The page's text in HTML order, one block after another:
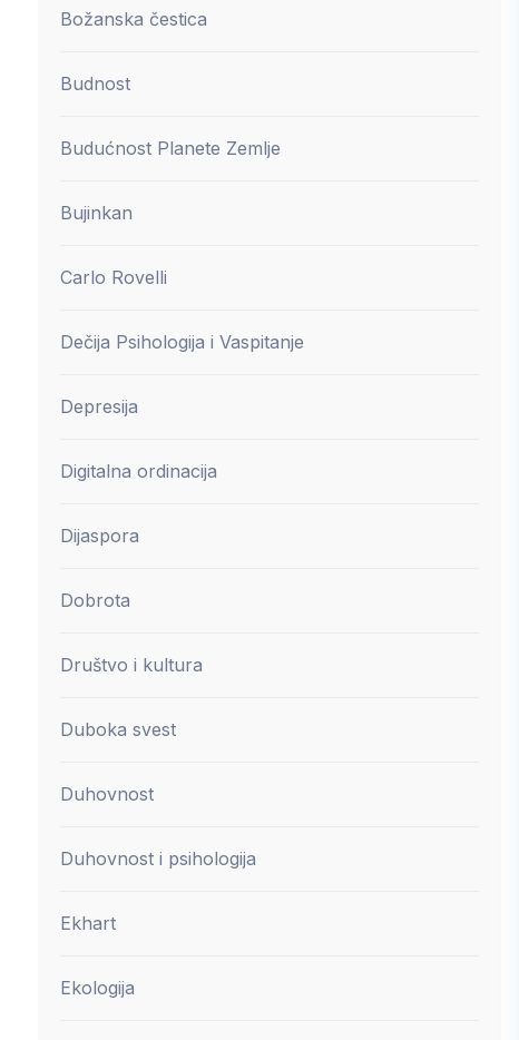
Božanska čestica
Budnost
Budućnost Planete Zemlje
Bujinkan
Carlo Rovelli
Dečija Psihologija i Vaspitanje
Depresija
Digitalna ordinacija
Dijaspora
Dobrota
Društvo i kultura
Duboka svest
Duhovnost
Duhovnost i psihologija
Ekhart
Ekologija